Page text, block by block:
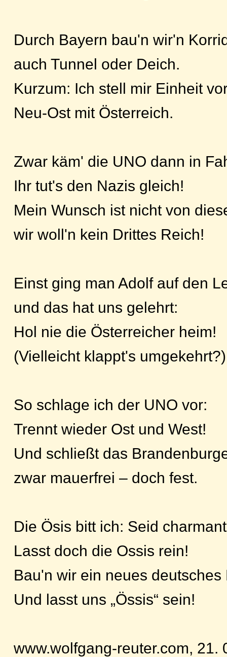
Durch Bayern bau'n wir'n
auch Tunnel oder Deich.
Kurzum: Ich stell mir Einheit
Neu-Ost mit Österreich.
Zwar käm' die UNO dann in
Ihr tut's den Nazis gleich!
Mein Wunsch ist nicht von
wir woll'n kein Drittes Reich!
Einst ging man Adolf auf den
und das hat uns gelehrt:
Hol nie die Österreicher heim!
(Vielleicht klappt's umgekehrt?)
So schlage ich der UNO vor:
Trennt wieder Ost und West!
Und schließt das
zwar mauerfrei – doch fest.
Die Ösis bitt ich: Seid
Lasst doch die Ossis rein!
Bau'n wir ein neues deutsches
Und lasst uns „Össis“ sein!
www.wolfgang-reuter.com, 21.